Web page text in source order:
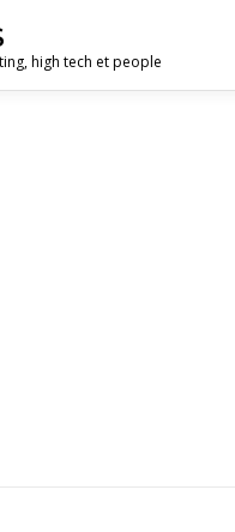
high tech et people